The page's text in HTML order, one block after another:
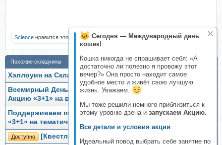
Сегодня — Международный день
кошек!
Кошка никогда не спрашивает себя: «А
достаточно ли полезно я провожу этот
вечер?» Она просто находит самое
удобное место и живёт свою лучшую
жизнь. Уважаем.
Мы тоже решили немного приблизиться к
этому уровню дзена и запускаем Акцию.
Все детали и условия акции
Идеальный повод выбрать себе занятие по
Science нравится это.
Похожие складчины
Хэллоуин на Складчине, Акция «2+2+1»
Всемирный День Учителя на Складчине! Дарим любимую
Акцию «3+1» на все разделы!
Поддерживаем психическое здоровье и дарим Акцию
«3+1» на тематические разделы!
Доступно
[Квестландия] Квест «Хэллоуин»